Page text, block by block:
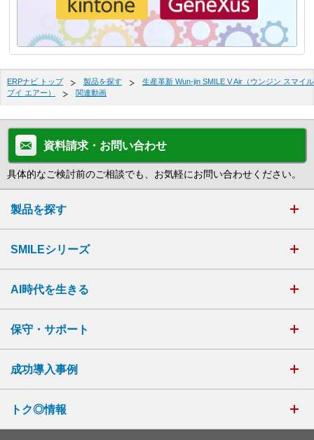
ERPナビ トップ 製品を探す
生産革新 Wun-jin SMILE V Air（ウンジン スマイル
ブイ エアー）
関連動画
資料請求・お問い合わせ
具体的なご検討前のご相談でも、お気軽にお問い合わせください。
製品を探す
SMILEシリーズ
AI時代を生きる
保守・サポート
成功導入事例
トク◎情報